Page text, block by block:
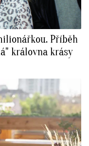
Příběh
královna krásy